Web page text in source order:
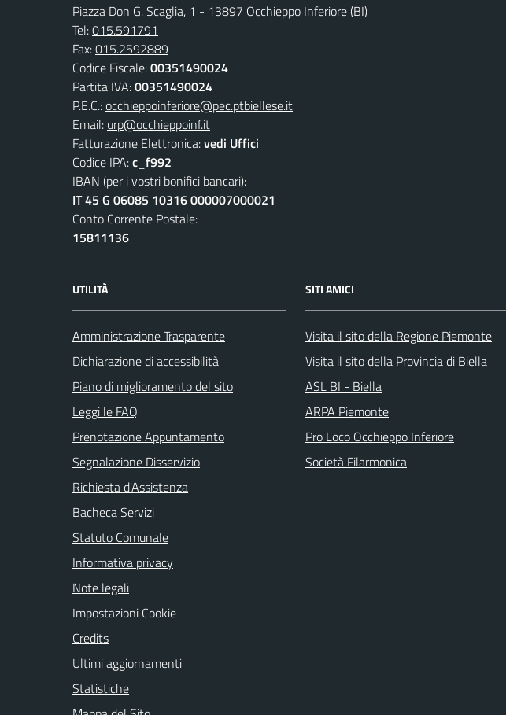
Piazza Don G. Scaglia, 1 - 13897 Occhieppo Inferiore (BI)
Tel:015.591791
Fax:015.2592889
Codice Fiscale:00351490024
Partita IVA:00351490024
P.E.C.:occhieppoinferiore@pec.ptbiellese.it
Email: urp@occhieppoinf.it
Fatturazione Elettronica:vedi Uffici
Codice IPA:c_f992
IBAN (per i vostri bonifici bancari):
IT 45 G 06085 10316 000007000021
Conto Corrente Postale:
15811136
UTILITÀ
Amministrazione Trasparente
Dichiarazione di accessibilità
Piano di miglioramento del sito
Leggi le FAQ
Prenotazione Appuntamento
Segnalazione Disservizio
Richiesta d'Assistenza
Bacheca Servizi
Statuto Comunale
Informativa privacy
Note legali
Impostazioni Cookie
Credits
Ultimi aggiornamenti
Statistiche
SITI AMICI
Visita il sito della Regione Piemonte
Visita il sito della Provincia di Biella
ASL BI - Biella
ARPA Piemonte
Pro Loco Occhieppo Inferiore
Società Filarmonica